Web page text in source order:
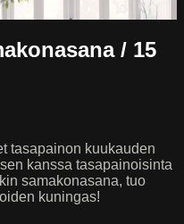
/ 15
tasapainon kuukauden
kanssa tasapainoisinta
samakonasana, tuo
kuningas!